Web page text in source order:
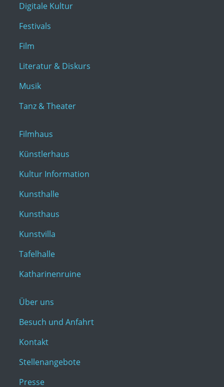
Digitale Kultur
Festivals
Film
Literatur & Diskurs
Musik
Tanz & Theater
Filmhaus
Künstlerhaus
Kultur Information
Kunsthalle
Kunsthaus
Kunstvilla
Tafelhalle
Katharinenruine
Über uns
Besuch und Anfahrt
Kontakt
Stellenangebote
Presse